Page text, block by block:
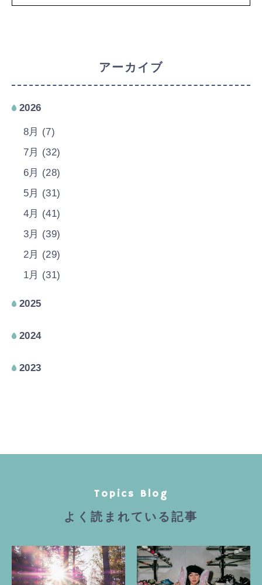
アーカイブ
2026
8月 (7)
7月 (32)
6月 (28)
5月 (31)
4月 (41)
3月 (39)
2月 (29)
1月 (31)
2025
2024
2023
Topics Blog
よく読まれている記事